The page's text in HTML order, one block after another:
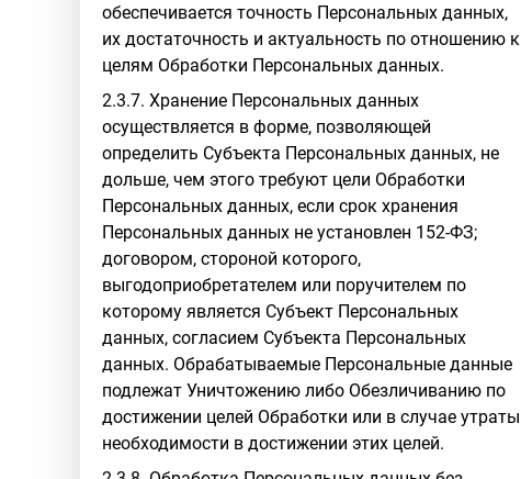
обеспечивается точность Персональных данных,
их достаточность и актуальность по отношению к
целям Обработки Персональных данных.
2.3.7. Хранение Персональных данных
осуществляется в форме, позволяющей
определить Субъекта Персональных данных, не
дольше, чем этого требуют цели Обработки
Персональных данных, если срок хранения
Персональных данных не установлен 152-ФЗ;
договором, стороной которого,
выгодоприобретателем или поручителем по
которому является Субъект Персональных
данных, согласием Субъекта Персональных
данных. Обрабатываемые Персональные данные
подлежат Уничтожению либо Обезличиванию по
достижении целей Обработки или в случае утраты
необходимости в достижении этих целей.